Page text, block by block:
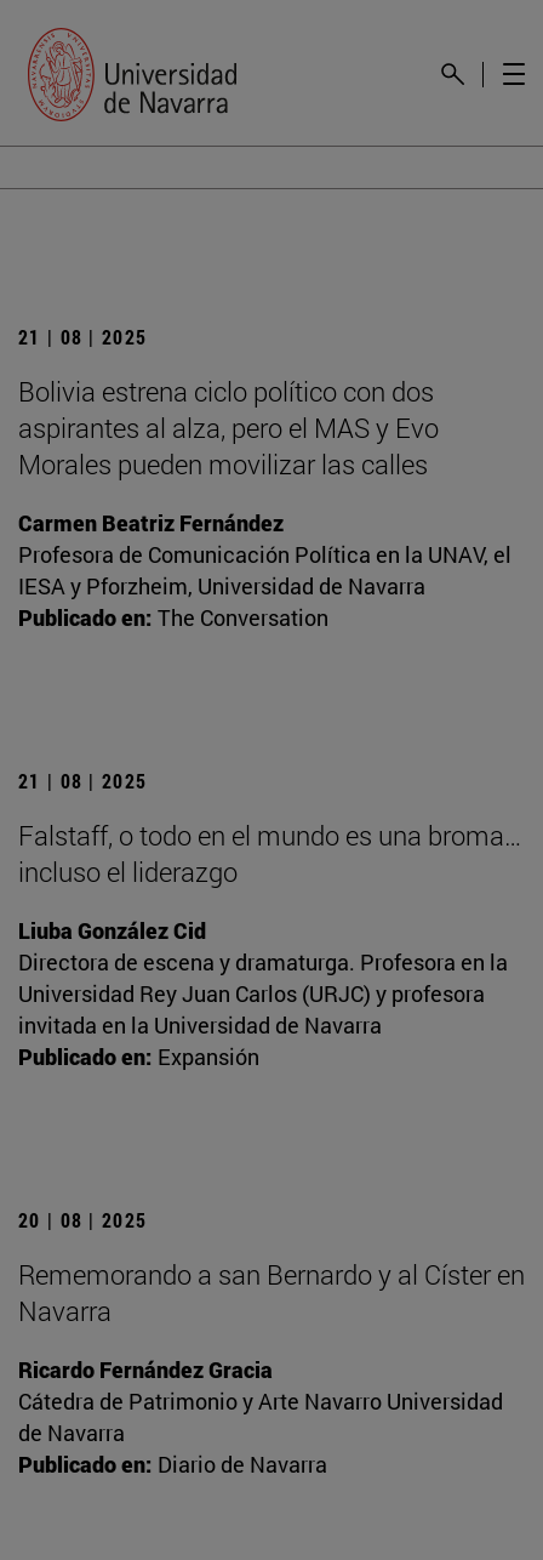
21 | 08 | 2025
Bolivia estrena ciclo político con dos
aspirantes al alza, pero el MAS y Evo
Morales pueden movilizar las calles
Carmen Beatriz Fernández
Profesora de Comunicación Política en la UNAV, el
IESA y Pforzheim, Universidad de Navarra
Publicado en: The Conversation
21 | 08 | 2025
Falstaff, o todo en el mundo es una broma…
incluso el liderazgo
Liuba González Cid
Directora de escena y dramaturga. Profesora en la
Universidad Rey Juan Carlos (URJC) y profesora
invitada en la Universidad de Navarra
Publicado en: Expansión
20 | 08 | 2025
Rememorando a san Bernardo y al Císter en
Navarra
Ricardo Fernández Gracia
Cátedra de Patrimonio y Arte Navarro Universidad
de Navarra
Publicado en: Diario de Navarra